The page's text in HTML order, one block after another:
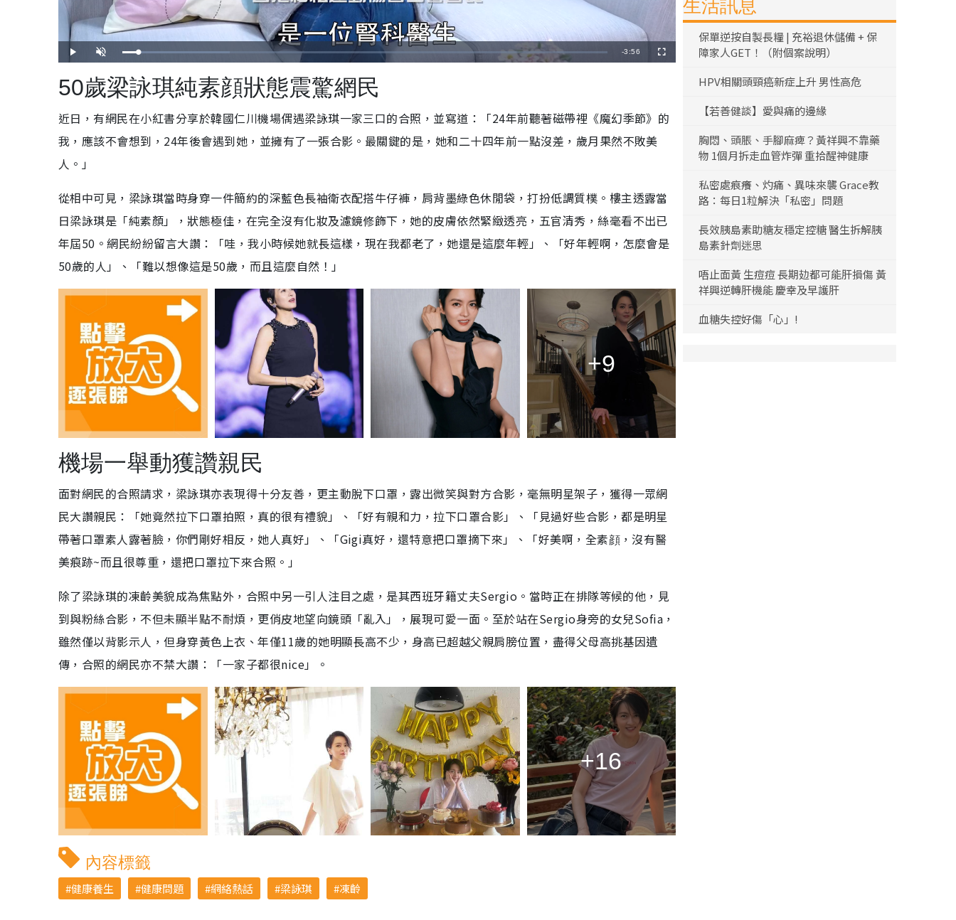
播
放
開
啟
效
載
入
畢
:
2
2
3
%
剩
間
-3:56
全
螢
50歲梁詠琪純素顔狀態震驚網民
近日，有網民在小紅書分享於韓國仁川機場偶遇梁詠琪一家三口的合照，並寫道：「24年前聽著磁帶裡《魔幻季節》的
我，應該不會想到，24年後會遇到她，並擁有了一張合影。最關鍵的是，她和二十四年前一點沒差，歲月果然不敗美
人。」
從相中可見，梁詠琪當時身穿一件簡約的深藍色長袖衛衣配搭牛仔褲，肩背墨綠色休閒袋，打扮低調質樸。樓主透露當
日梁詠琪是「純素顏」，狀態極佳，在完全沒有化妝及濾鏡修飾下，她的皮膚依然緊緻透亮，五官清秀，絲毫看不出已
年屆50。網民紛紛留言大讚：「哇，我小時候她就長這樣，現在我都老了，她還是這麼年輕」、「好年輕啊，怎麼會是
50歲的人」、「難以想像這是50歲，而且這麼自然！」
+9
機場一舉動獲讚親民
面對網民的合照請求，梁詠琪亦表現得十分友善，更主動脫下口罩，露出微笑與對方合影，毫無明星架子，獲得一眾網
民大讚親民：「她竟然拉下口罩拍照，真的很有禮貌」、「好有親和力，拉下口罩合影」、「見過好些合影，都是明星
帶著口罩素人露著臉，你們剛好相反，她人真好」、「Gigi真好，還特意把口罩摘下來」、「好美啊，全素顔，沒有醫
美痕跡~而且很尊重，還把口罩拉下來合照。」
除了梁詠琪的凍齡美貌成為焦點外，合照中另一引人注目之處，是其西班牙籍丈夫Sergio。當時正在排隊等候的他，見
到與粉絲合影，不但未顯半點不耐煩，更俏皮地望向鏡頭「亂入」，展現可愛一面。至於站在Sergio身旁的女兒Sofia，
雖然僅以背影示人，但身穿黃色上衣、年僅11歲的她明顯長高不少，身高已超越父親肩膀位置，盡得父母高挑基因遺
傳，合照的網民亦不禁大讚：「一家子都很nice」。
+16
內容標籤
健康養生 健康問題 網絡熱話 梁詠琪 凍齡
生活訊息
保單逆按自製長糧 | 充裕退休儲備 + 保
障家人GET！（附個案說明）
HPV相關頭頸癌新症上升 男性高危
【若善健談】愛與痛的邊緣
胸悶、頭脹、手腳麻痺？黃祥興不靠藥
物 1個月拆走血管炸彈 重拾醒神健康
私密處痕癢、灼痛、異味來襲 Grace教
路：每日1粒解決「私密」問題
長效胰島素助糖友穩定控糖 醫生拆解胰
島素針劑迷思
唔止面黃 生痘痘 長期攰都可能肝損傷 黃
祥興逆轉肝機能 慶幸及早護肝
血糖失控好傷「心」!